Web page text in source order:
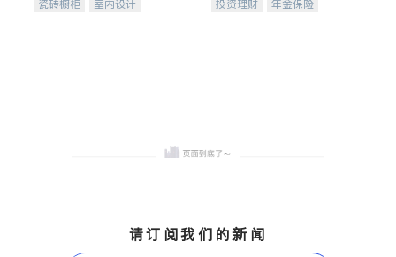
瓷砖橱柜
室内设计
合，助力客户实现目标
投资理财
年金保险
请订阅我们的新闻